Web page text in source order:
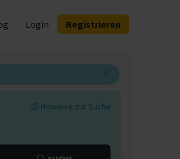
Login Registrieren
Hinweise zur Suche